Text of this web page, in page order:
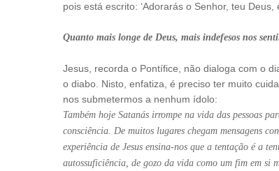
pois está escrito: ‘Adorarás o Senhor, teu Deus,
Quanto mais longe de Deus, mais indefesos nos
Jesus, recorda o Pontífice, não dialoga com o
o diabo. Nisto, enfatiza, é preciso ter muito
nos submetermos a nenhum ídolo:
Também hoje Satanás irrompe na vida das pessoas
consciência. De muitos lugares chegam mensagens
experiência de Jesus ensina-nos que a tentação é a
autossuficiência, de gozo da vida como um fim em si